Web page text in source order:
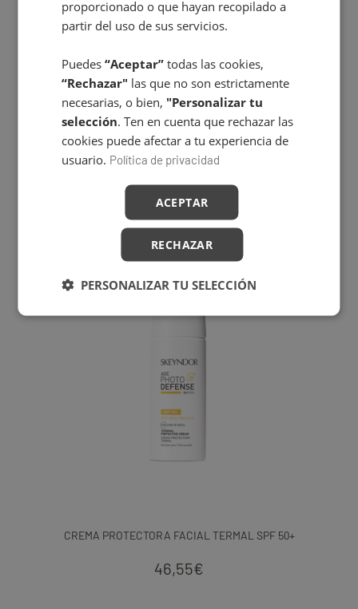
CREMA PROTECTORA FACIAL MATIFICANTE SPF 50+
44,80€
CREMA PROTECTORA FACIAL TERMAL SPF 50+
46,55€
proporcionado o que hayan recopilado a
partir del uso de sus servicios.
Puedes“Aceptar” todas las cookies,
“Rechazar" las que no son estrictamente
necesarias, o bien, "Personalizar tu
selección. Ten en cuenta que rechazar las
cookies puede afectar a tu experiencia de
usuario. Política de privacidad
ACEPTAR
RECHAZAR
PERSONALIZAR TU SELECCIÓN